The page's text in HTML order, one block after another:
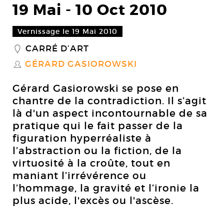
19 Mai - 10 Oct 2010
Vernissage le 19 Mai 2010
_ CARRÉ D’ART
S GÉRARD GASIOROWSKI
Gérard Gasiorowski se pose en
chantre de la contradiction. Il s’agit
là d'un aspect incontournable de sa
pratique qui le fait passer de la
figuration hyperréaliste à
l’abstraction ou la fiction, de la
virtuosité à la croûte, tout en
maniant l’irrévérence ou
l’hommage, la gravité et l’ironie la
plus acide, l'excès ou l'ascèse.